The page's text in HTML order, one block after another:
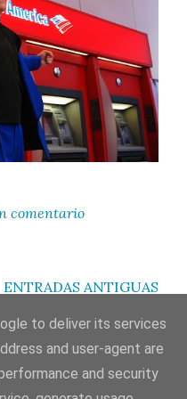
comentario
ENTRADAS ANTIGUAS
de Blogger
to deliver its services
and user-agent are
and security